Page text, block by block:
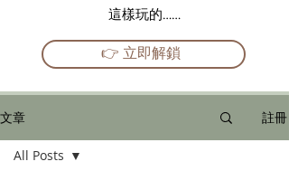
這樣玩的……
👉 立即解鎖
文章 註冊
All Posts